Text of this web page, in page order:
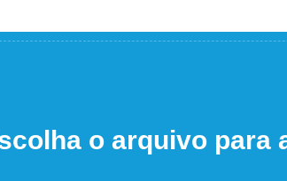
o arquivo para